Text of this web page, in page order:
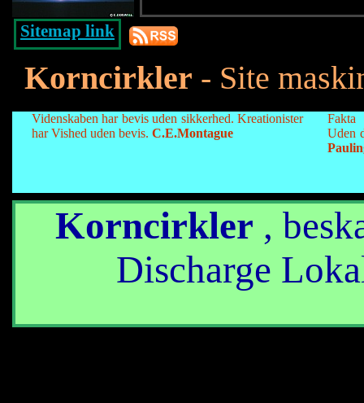
Sitemap link
Korncirkler - Site
Videnskaben har bevis uden sikkerhed. Kreationister
har Vished uden bevis. C.E.Montague
Fakta
Uden
Korncirkler ,
Discharge